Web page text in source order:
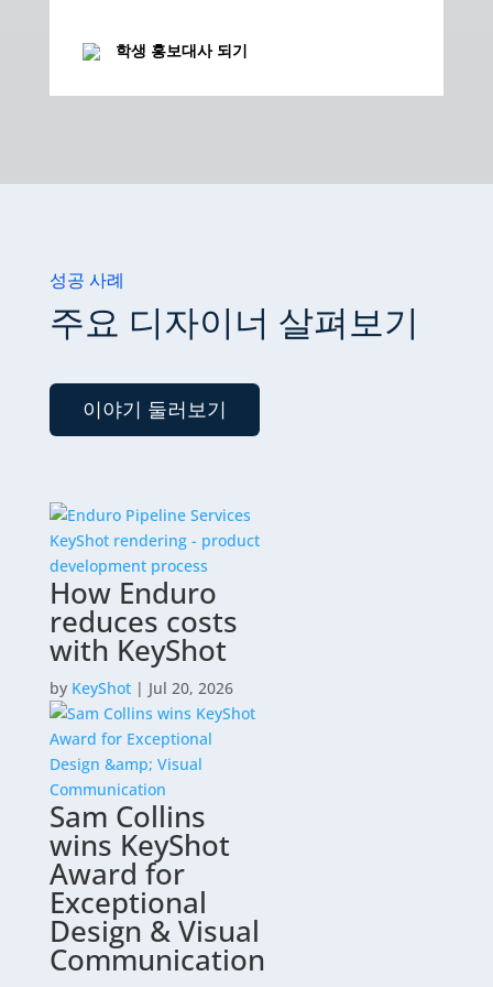
학생 홍보대사 되기
성공 사례
주요 디자이너 살펴보기
이야기 둘러보기
How Enduro
reduces costs
with KeyShot
by KeyShot| Jul 20, 2026
Sam Collins
wins KeyShot
Award for
Exceptional
Design & Visual
Communication